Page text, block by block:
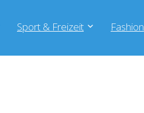
Sport & Freizeit Fashion